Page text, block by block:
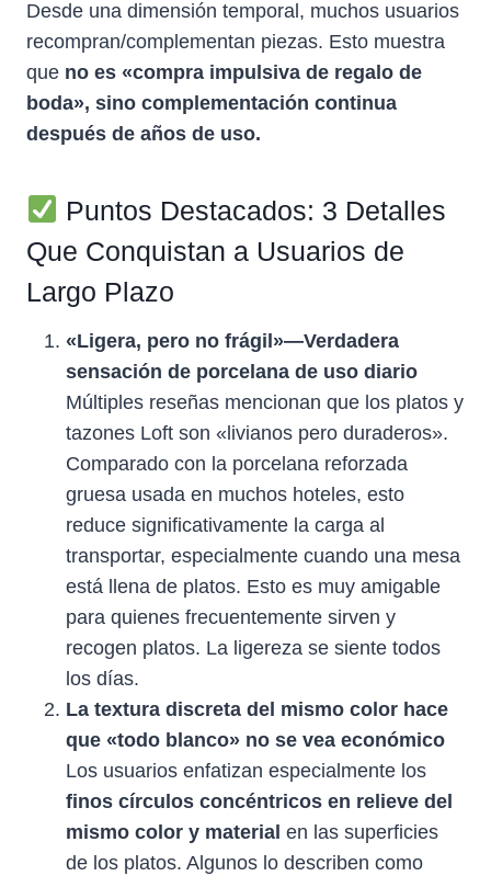
Desde una dimensión temporal, muchos usuarios
recompran/complementan piezas. Esto muestra
que no es «compra impulsiva de regalo de
boda», sino complementación continua
después de años de uso.
Puntos Destacados: 3 Detalles
Que Conquistan a Usuarios de
Largo Plazo
«Ligera, pero no frágil»—Verdadera
sensación de porcelana de uso diario
Múltiples reseñas mencionan que los platos y
tazones Loft son «livianos pero duraderos».
Comparado con la porcelana reforzada
gruesa usada en muchos hoteles, esto
reduce significativamente la carga al
transportar, especialmente cuando una mesa
está llena de platos. Esto es muy amigable
para quienes frecuentemente sirven y
recogen platos. La ligereza se siente todos
los días.
La textura discreta del mismo color hace
que «todo blanco» no se vea económico
Los usuarios enfatizan especialmente los
finos círculos concéntricos en relieve del
mismo color y material en las superficies
de los platos. Algunos lo describen como